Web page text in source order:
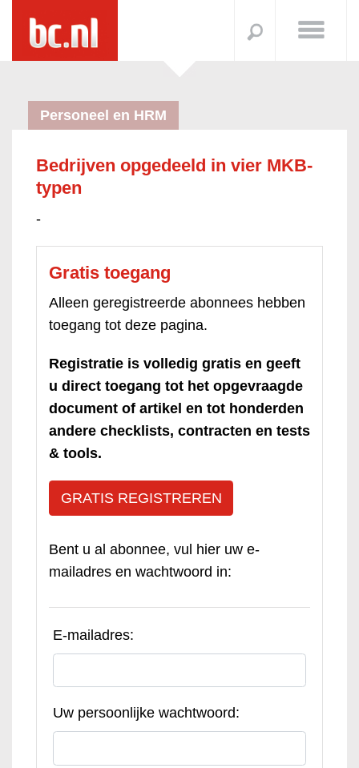
Personeel en HRM
Bedrijven opgedeeld in vier MKB-
typen
-
Gratis toegang
Alleen geregistreerde abonnees hebben
toegang tot deze pagina.
Registratie is volledig gratis en geeft
u direct toegang tot het opgevraagde
document of artikel en tot honderden
andere checklists, contracten en tests
& tools.
GRATIS REGISTREREN
Bent u al abonnee, vul hier uw e-
mailadres en wachtwoord in:
E-mailadres:
Uw persoonlijke wachtwoord: